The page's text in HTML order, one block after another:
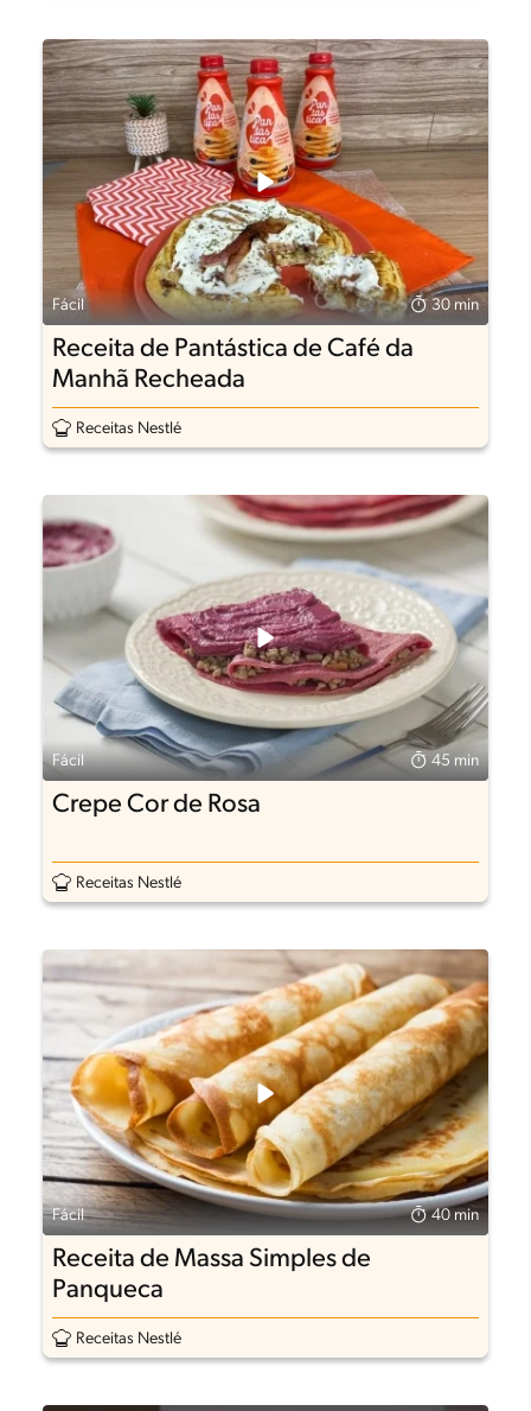
Fácil 30 min
Receita de Pantástica de Café da
Manhã Recheada
Receitas Nestlé
Fácil 45 min
Crepe Cor de Rosa
Receitas Nestlé
Fácil 40 min
Receita de Massa Simples de
Panqueca
Receitas Nestlé